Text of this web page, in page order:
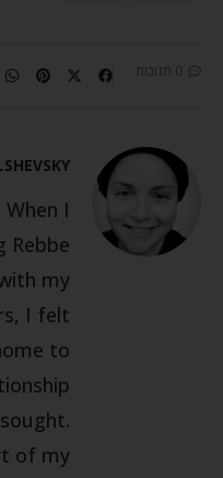
0 תגובות
When I
Rebbe
with my
I felt
home to
sought.
of my